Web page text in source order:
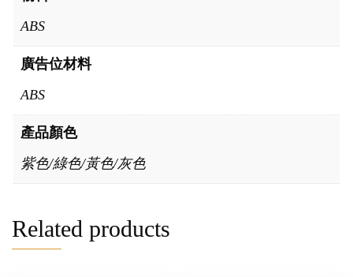
ABS
廣告位材料
ABS
產品顏色
紫色/綠色/黃色/灰色
Related products